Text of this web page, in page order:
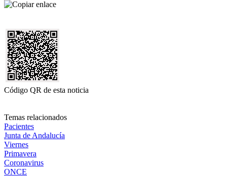
Código QR de esta noticia
Temas relacionados
Pacientes
Junta de Andalucía
Viernes
Primavera
Coronavirus
ONCE